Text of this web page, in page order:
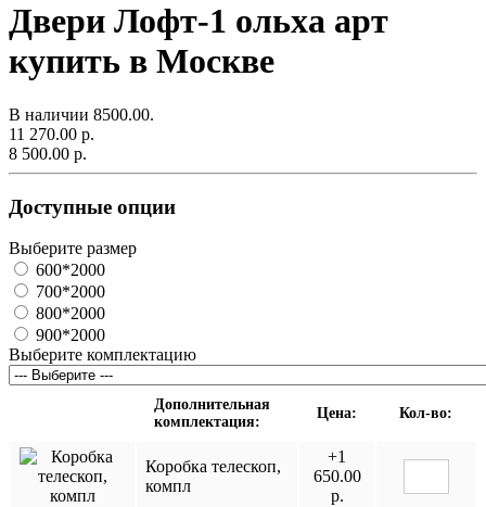
Двери Лофт-1 ольха арт
купить в Москве
В наличии 8500.00.
11 270.00 р.
8 500.00 р.
Доступные опции
Выберите размер
600*2000
700*2000
800*2000
900*2000
Выберите комплектацию
Дополнительная
комплектация:
Цена: Кол-во:
Коробка телескоп,
компл
+1
650.00
р.